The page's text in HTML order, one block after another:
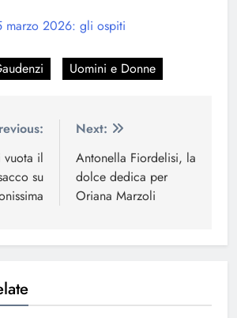
marzo 2026: gli ospiti
Uomini e Donne
vuota il
su
Next:
Antonella Fiordelisi, la
dolce dedica per
Oriana Marzoli